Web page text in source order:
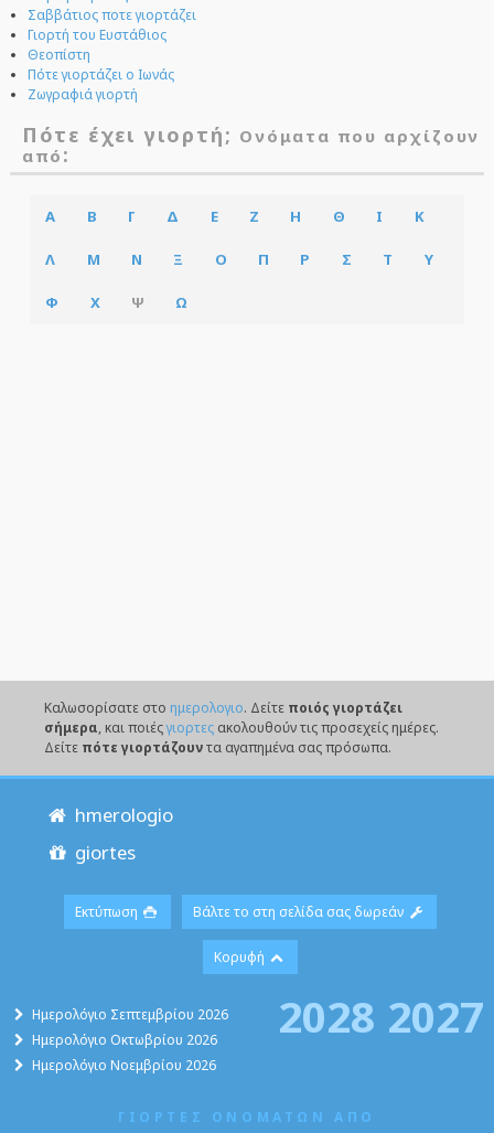
Σαββάτιος ποτε γιορτάζει
Γιορτή του Ευστάθιος
Θεοπίστη
Πότε γιορτάζει ο Ιωνάς
Ζωγραφιά γιορτή
Πότε έχει γιορτή; Ονόματα που αρχίζουν
από :
Α Β Γ Δ Ε Ζ Η Θ Ι Κ
Λ Μ Ν Ξ Ο Π Ρ Σ Τ Υ
Φ Χ Ψ Ω
Καλωσορίσατε στο ημερολογιο. Δείτε ποιός γιορτάζει
σήμερα, και ποιέςγιορτεςακολουθούν τις προσεχείς ημέρες.
Δείτε πότε γιορτάζουντα αγαπημένα σας πρόσωπα.
hmerologio
giortes
Εκτύπωση Βάλτε το στη σελίδα σας δωρεάν
Κορυφή
Ημερολόγιο Σεπτεμβρίου 2026
Ημερολόγιο Οκτωβρίου 2026
Ημερολόγιο Νοεμβρίου 2026
2027
2028
ΓΙΟΡΤΕΣ ΟΝΟΜΑΤΩΝ ΑΠΟ